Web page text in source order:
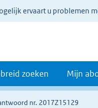
ervaart u problemen
zoeken Mijn
nr. 2017Z15129